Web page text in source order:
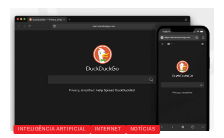
INTELIGÊNCIA ARTIFICIAL INTERNET NOTÍCIAS